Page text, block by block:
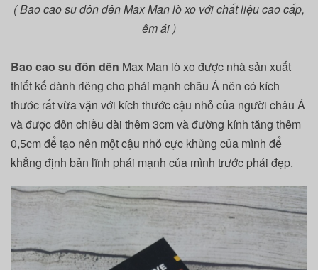
( Bao cao su đôn dên Max Man lò xo với chất liệu cao cấp,
êm ái )
Bao cao su đôn dên Max Man lò xo được nhà sản xuất
thiết kế dành riêng cho phái mạnh châu Á nên có kích
thước rất vừa vặn với kích thước cậu nhỏ của người châu Á
và được đôn chiều dài thêm 3cm và đường kính tăng thêm
0,5cm để tạo nên một cậu nhỏ cực khủng của mình để
khẳng định bản lĩnh phái mạnh của mình trước phái đẹp.